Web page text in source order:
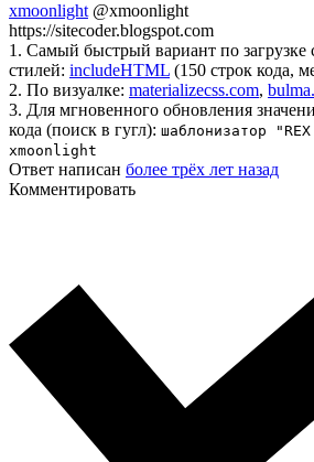
xmoonlight @xmoonlight
https://sitecoder.blogspot.com
1. Самый быстрый вариант по загрузке
стилей: includeHTML (150 строк кода,
2. По визуалке: materializecss.com,
3. Для мгновенного обновления
кода (поиск в гугл): шаблонизатор
xmoonlight
Ответ написан более трёх лет назад
Комментировать